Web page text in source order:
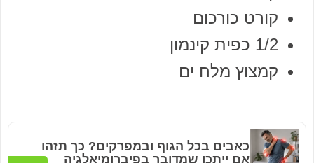
קורט כורכום
1/2 כפית קינמון
קמצוץ מלח ים
כאבים בכל הגוף ובמפרקים? כך תזהו
אם ייתכן שמדובר בפיברומיאלגיה